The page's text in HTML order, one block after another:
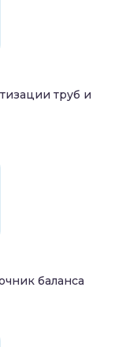
труб и
баланса